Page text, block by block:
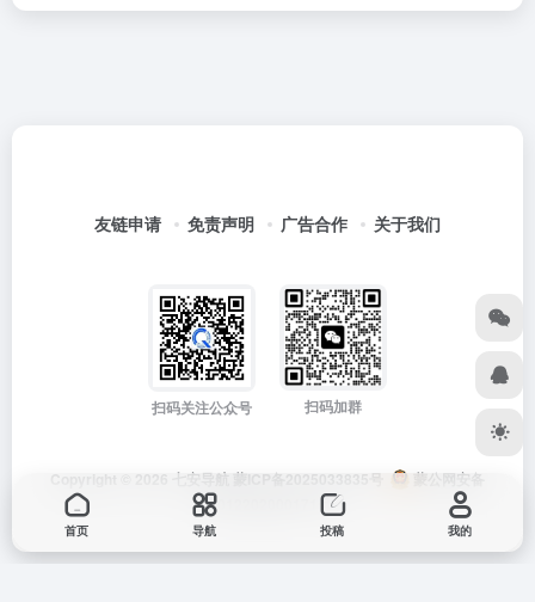
友链申请 免责声明 广告合作 关于我们
扫码关注公众号 扫码加群
Copyright © 2026 七安导航 蒙ICP备2025033835号
蒙公网安备
15012202000171号
首页 导航 投稿 我的